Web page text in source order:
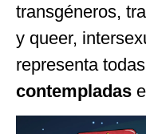
transgéneros,
y queer,
representa
contempladas